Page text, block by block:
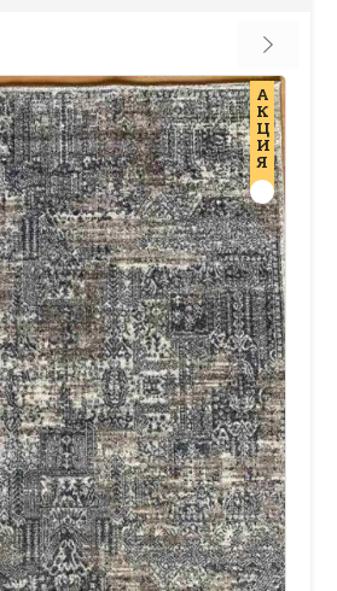
А
К
Ц
И
Я